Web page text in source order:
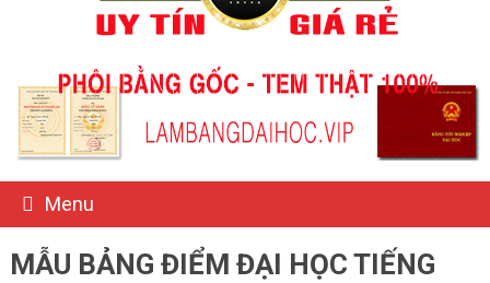
Menu
MẪU BẢNG ĐIỂM ĐẠI HỌC TIẾNG